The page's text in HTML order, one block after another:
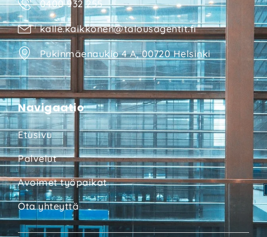
0400 932 255
kalle.kaikkonen@talousagentit.fi
Pukinmäenaukio 4 A, 00720 Helsinki
Navigaatio
Etusivu
Palvelut
Avoimet työpaikat
Ota yhteyttä